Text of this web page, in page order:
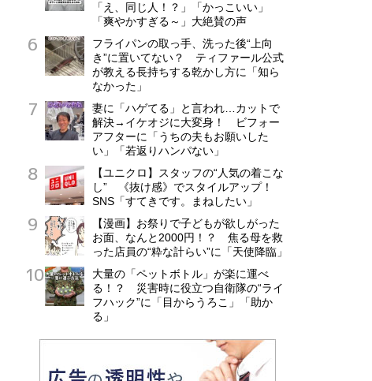
「え、同じ人！？」「かっこいい」
「爽やかすぎる～」大絶賛の声
フライパンの取っ手、洗った後“上向
き”に置いてない？ ティファール公式
が教える長持ちする乾かし方に「知ら
なかった」
妻に「ハゲてる」と言われ…カットで
解決→イケオジに大変身！ ビフォー
アフターに「うちの夫もお願いした
い」「若返りハンパない」
【ユニクロ】スタッフの“人気の着こな
し” 《抜け感》でスタイルアップ！
SNS「すてきです。まねしたい」
【漫画】お祭りで子どもが欲しがった
お面、なんと2000円！？ 焦る母を救
った店員の“粋な計らい”に「天使降臨」
大量の「ペットボトル」が楽に運べ
る！？ 災害時に役立つ自衛隊の“ライ
フハック”に「目からうろこ」「助か
る」